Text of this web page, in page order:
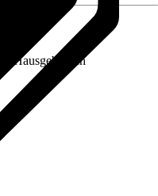
Hausgebrauch